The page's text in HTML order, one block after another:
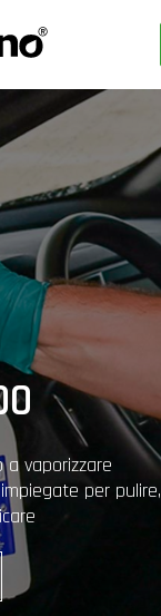
vaporizzare
per pulire,